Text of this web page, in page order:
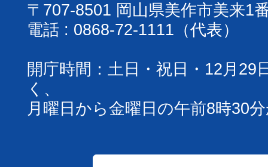
〒707-8501 岡山県美作市美来1
電話 : 0868-72-1111（代表）
開庁時間：土日・祝日・12月29
く、
月曜日から金曜日の午前8時30